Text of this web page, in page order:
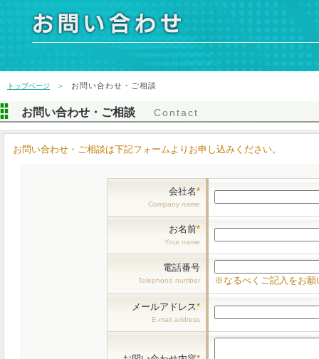
トップページ ＞ お問い合わせ・ご相談
お問い合わせ・ご相談 Contact
お問い合わせ・ご相談は下記フォームよりお申し込みください。
会社名*
Company name
お名前*
Your name
電話番号
Telephone number ※なるべくご記入をお願
メールアドレス*
E-mail address